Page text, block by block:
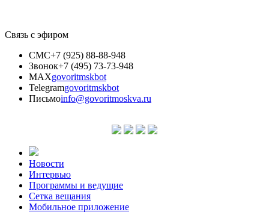
Связь с эфиром
СМС+7 (925) 88-88-948
Звонок+7 (495) 73-73-948
MAXgovoritmskbot
Telegramgovoritmskbot
Письмоinfo@govoritmoskva.ru
Новости
Интервью
Программы и ведущие
Сетка вещания
Мобильное приложение